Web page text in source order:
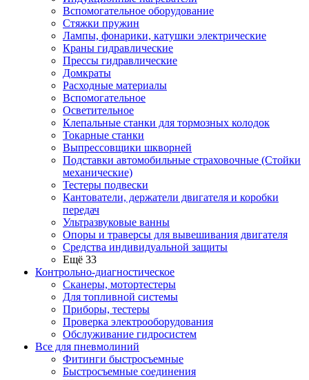
Вспомогательное оборудование
Стяжки пружин
Лампы, фонарики, катушки электрические
Краны гидравлические
Прессы гидравлические
Домкраты
Расходные материалы
Вспомогательное
Осветительное
Клепальные станки для тормозных колодок
Токарные станки
Выпрессовщики шкворней
Подставки автомобильные страховочные (Стойки
механические)
Тестеры подвески
Кантователи, держатели двигателя и коробки
передач
Ультразвуковые ванны
Опоры и траверсы для вывешивания двигателя
Средства индивидуальной защиты
Ещё 33
Контрольно-диагностическое
Сканеры, мотортестеры
Для топливной системы
Приборы, тестеры
Проверка электрооборудования
Обслуживание гидросистем
Все для пневмолиний
Фитинги быстросъемные
Быстросъемные соединения